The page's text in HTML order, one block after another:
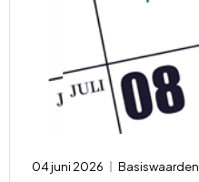
04 juni 2026 Basiswaarden